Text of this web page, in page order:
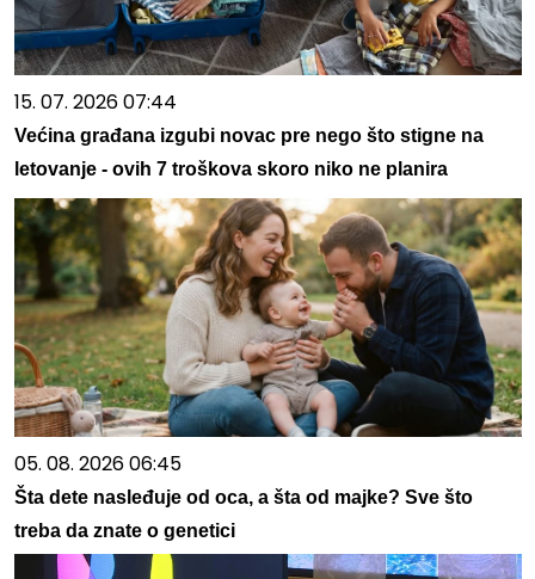
15. 07. 2026 07:44
Većina građana izgubi novac pre nego što stigne na
letovanje - ovih 7 troškova skoro niko ne planira
05. 08. 2026 06:45
Šta dete nasleđuje od oca, a šta od majke? Sve što
treba da znate o genetici